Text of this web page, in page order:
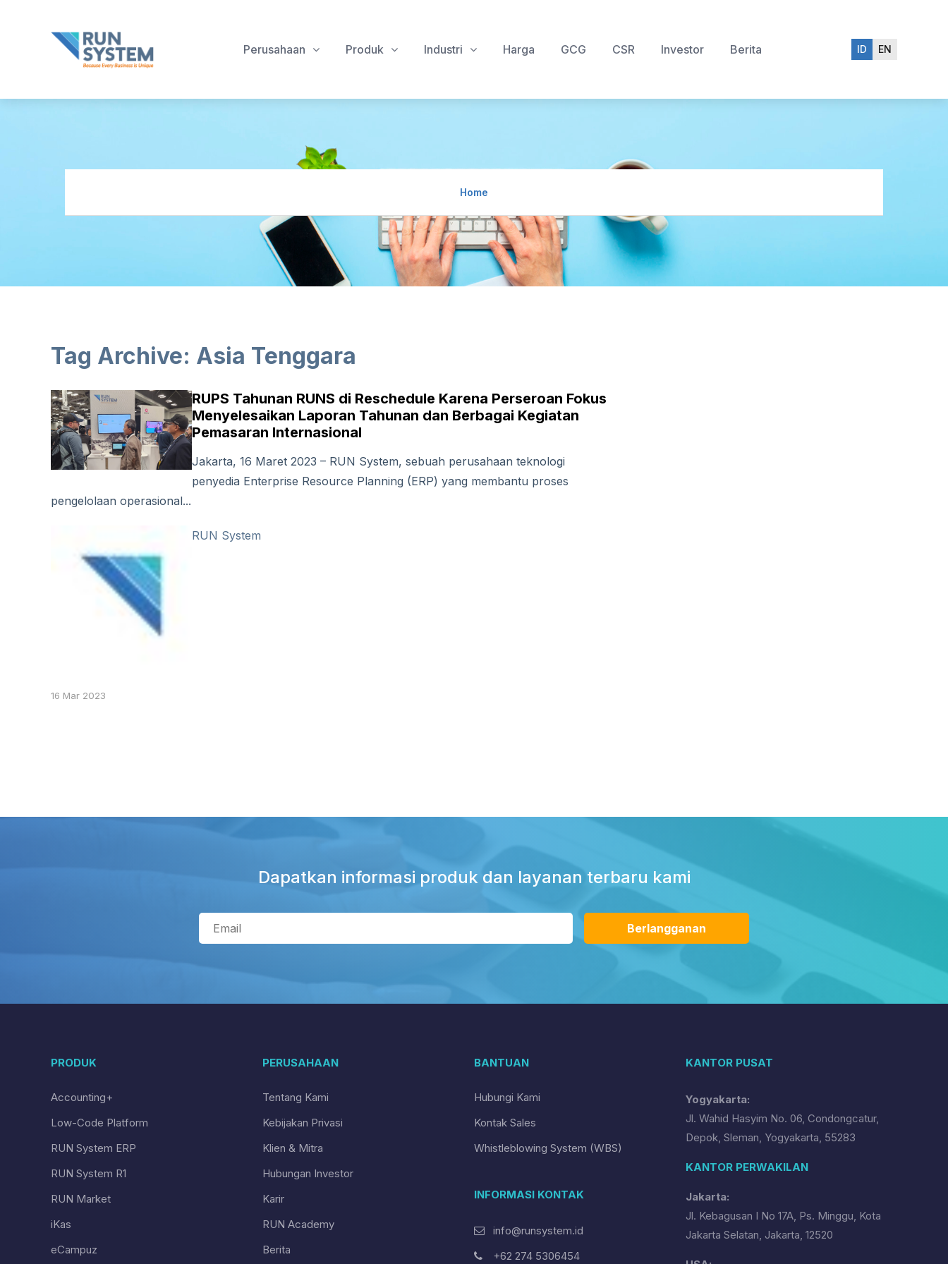
Perusahaan Produk Industri Harga GCG CSR Investor Berita ID EN
Home
Tag Archive: Asia Tenggara
RUPS Tahunan RUNS di Reschedule Karena Perseroan Fokus
Menyelesaikan Laporan Tahunan dan Berbagai Kegiatan
Pemasaran Internasional
Jakarta, 16 Maret 2023 – RUN System, sebuah perusahaan teknologi
penyedia Enterprise Resource Planning (ERP) yang membantu proses
pengelolaan operasional...
RUN System
16 Mar 2023
Dapatkan informasi produk dan layanan terbaru kami
PRODUK
Accounting+
Low-Code Platform
RUN System ERP
RUN System R1
RUN Market
iKas
eCampuz
PERUSAHAAN
Tentang Kami
Kebijakan Privasi
Klien & Mitra
Hubungan Investor
Karir
RUN Academy
Berita
BANTUAN
Hubungi Kami
Kontak Sales
Whistleblowing System (WBS)
INFORMASI KONTAK
info@runsystem.id
+62 274 5306454
KANTOR PUSAT
Yogyakarta:
Jl. Wahid Hasyim No. 06, Condongcatur,
Depok, Sleman, Yogyakarta, 55283
KANTOR PERWAKILAN
Jakarta:
Jl. Kebagusan I No 17A, Ps. Minggu, Kota
Jakarta Selatan, Jakarta, 12520